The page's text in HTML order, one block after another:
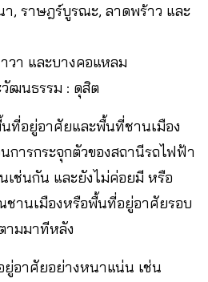
, ราษฎร์บูรณะ, ลาดพร้าว และ
วา และบางคอแหลม
ฒนธรรม : ดุสิต
ที่อยู่อาศัยและพื้นที่ชานเมือง
การกระจุกตัวของสถานีรถไฟฟ้า
เช่นกัน และยังไม่ค่อยมี หรือ
านเมืองหรือพื้นที่อยู่อาศัยรอบ
ามมาทีหลัง
อาศัยอย่างหนาแน่น เช่น